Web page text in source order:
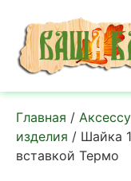
Главная /
изделия / Шайка
вставкой Термо